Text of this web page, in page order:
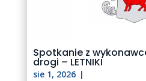
Spotkanie z
drogi – LETNIKI
sie 1, 2026 |